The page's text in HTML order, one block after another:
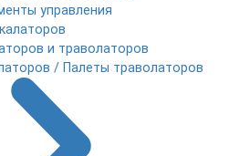
управления
и траволаторов
/ Палеты траволаторов